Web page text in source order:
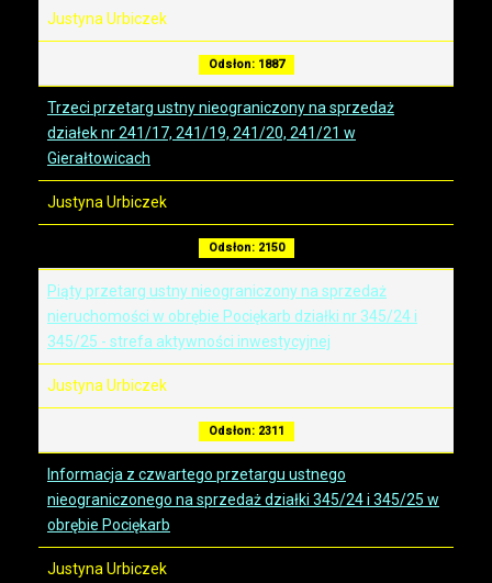
Justyna Urbiczek
Odsłon: 1887
Trzeci przetarg ustny nieograniczony na sprzedaż
działek nr 241/17, 241/19, 241/20, 241/21 w
Gierałtowicach
Justyna Urbiczek
Odsłon: 2150
Piąty przetarg ustny nieograniczony na sprzedaż
nieruchomości w obrębie Pociękarb działki nr 345/24 i
345/25 - strefa aktywności inwestycyjnej
Justyna Urbiczek
Odsłon: 2311
Informacja z czwartego przetargu ustnego
nieograniczonego na sprzedaż działki 345/24 i 345/25 w
obrębie Pociękarb
Justyna Urbiczek